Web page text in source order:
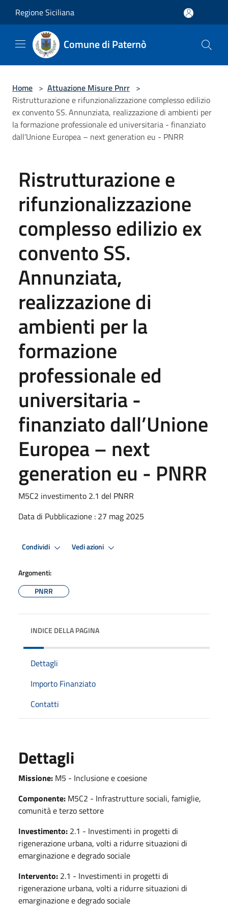
Regione Siciliana
Comune di Paternò
Home > Attuazione Misure Pnrr >
Ristrutturazione e rifunzionalizzazione complesso edilizio
ex convento SS. Annunziata, realizzazione di ambienti per
la formazione professionale ed universitaria - finanziato
dall’Unione Europea – next generation eu - PNRR
Ristrutturazione e
rifunzionalizzazione
complesso edilizio ex
convento SS.
Annunziata,
realizzazione di
ambienti per la
formazione
professionale ed
universitaria -
finanziato dall’Unione
Europea – next
generation eu - PNRR
M5C2 investimento 2.1 del PNRR
Data di Pubblicazione : 27 mag 2025
Condividi Vedi azioni
Argomenti:
PNRR
INDICE DELLA PAGINA
Dettagli
Importo Finanziato
Contatti
Dettagli
Missione: M5 - Inclusione e coesione
Componente: M5C2 - Infrastrutture sociali, famiglie,
comunità e terzo settore
Investimento: 2.1 - Investimenti in progetti di
rigenerazione urbana, volti a ridurre situazioni di
emarginazione e degrado sociale
Intervento: 2.1 - Investimenti in progetti di
rigenerazione urbana, volti a ridurre situazioni di
emarginazione e degrado sociale